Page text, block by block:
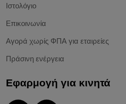
Ιστολόγιο
Επικοινωνία
Αγορά χωρίς ΦΠΑ για εταιρείες
Πράσινη ενέργεια
Εφαρμογή για κινητά